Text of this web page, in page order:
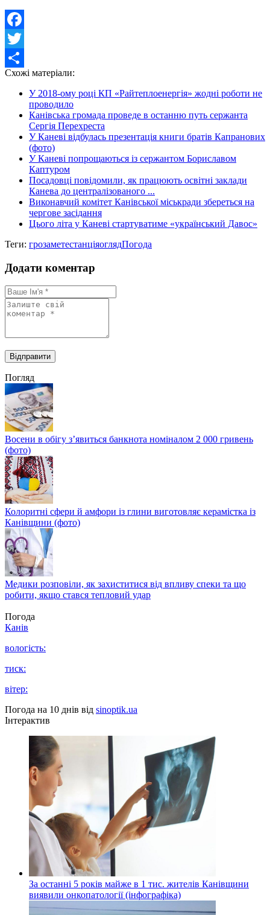
Facebook
Twitter
Share
Схожі матеріали:
У 2018-ому році КП «Райтеплоенергія» жодні роботи не
проводило
Канівська громада проведе в останню путь сержанта
Сергія Перехреста
У Каневі відбулась презентація книги братів Капранових
(фото)
У Каневі попрощаються із сержантом Бориславом
Каптуром
Посадовці повідомили, як працюють освітні заклади
Канева до централізованого ...
Виконавчий комітет Канівської міськради збереться на
чергове засідання
Цього літа у Каневі стартуватиме «український Давос»
Теги: грозаметестанціяоглядПогода
Додати коментар
Погляд
Восени в обігу з’явиться банкнота номіналом 2 000 гривень
(фото)
Колоритні сфери й амфори із глини виготовляє керамістка із
Канівщини (фото)
Медики розповіли, як захиститися від впливу спеки та що
робити, якщо стався тепловий удар
Погода
Канів
вологість:
тиск:
вітер:
Погода на 10 днів від sinoptik.ua
Інтерактив
За останні 5 років майже в 1 тис. жителів Канівщини
виявили онкопатології (інфографіка)